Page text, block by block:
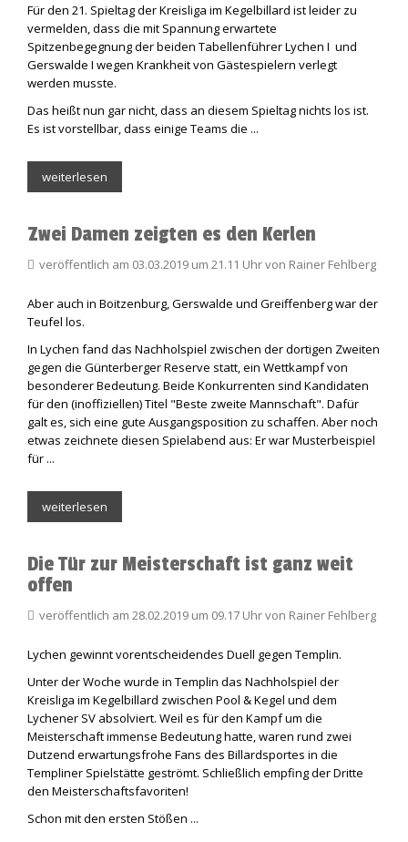
Für den 21. Spieltag der Kreisliga im Kegelbillard ist leider zu
vermelden, dass die mit Spannung erwartete
Spitzenbegegnung der beiden Tabellenführer Lychen I und
Gerswalde I wegen Krankheit von Gästespielern verlegt
werden musste.
Das heißt nun gar nicht, dass an diesem Spieltag nichts los ist.
Es ist vorstellbar, dass einige Teams die ...
weiterlesen
Zwei Damen zeigten es den Kerlen
veröffentlich am 03.03.2019 um 21.11 Uhr von Rainer Fehlberg
Aber auch in Boitzenburg, Gerswalde und Greiffenberg war der
Teufel los.
In Lychen fand das Nachholspiel zwischen der dortigen Zweiten
gegen die Günterberger Reserve statt, ein Wettkampf von
besonderer Bedeutung. Beide Konkurrenten sind Kandidaten
für den (inoffiziellen) Titel "Beste zweite Mannschaft". Dafür
galt es, sich eine gute Ausgangsposition zu schaffen. Aber noch
etwas zeichnete diesen Spielabend aus: Er war Musterbeispiel
für ...
weiterlesen
Die Tür zur Meisterschaft ist ganz weit
offen
veröffentlich am 28.02.2019 um 09.17 Uhr von Rainer Fehlberg
Lychen gewinnt vorentscheidendes Duell gegen Templin.
Unter der Woche wurde in Templin das Nachholspiel der
Kreisliga im Kegelbillard zwischen Pool & Kegel und dem
Lychener SV absolviert. Weil es für den Kampf um die
Meisterschaft immense Bedeutung hatte, waren rund zwei
Dutzend erwartungsfrohe Fans des Billardsportes in die
Templiner Spielstätte geströmt. Schließlich empfing der Dritte
den Meisterschaftsfavoriten!
Schon mit den ersten Stößen ...